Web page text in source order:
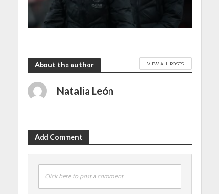
About the author VIEW ALL POSTS
Natalia León
Add Comment
Click here to post a comment